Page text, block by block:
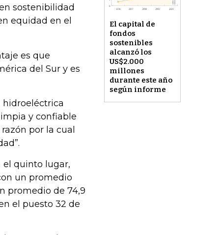
El capital de
fondos
sostenibles
alcanzó los
US$2.000
millones
durante este año
según informe
sostenibilidad
equidad en el
es que
del Sur y es
hidroeléctrica
y confiable
por la cual
el quinto lugar,
un promedio
promedio de 74,9
el puesto 32 de